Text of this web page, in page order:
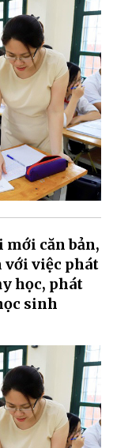
mới căn bản,
với việc phát
học, phát
sinh